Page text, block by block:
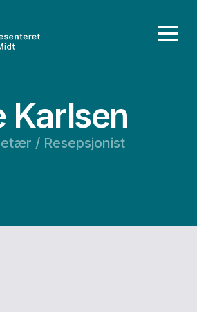
Karlsen
/ Resepsjonist